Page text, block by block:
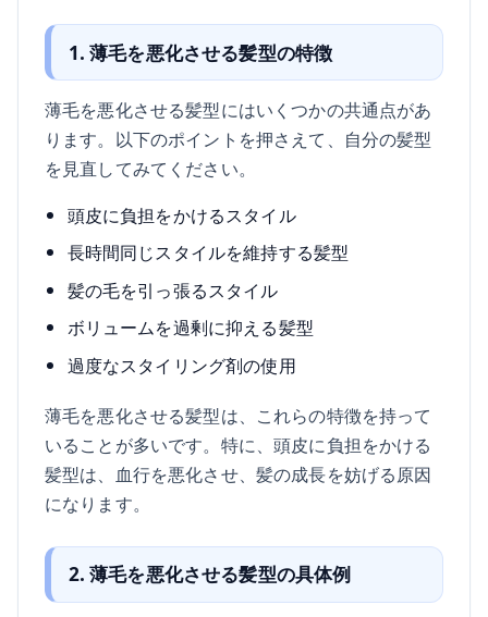
1. 薄毛を悪化させる髪型の特徴
薄毛を悪化させる髪型にはいくつかの共通点があ
ります。以下のポイントを押さえて、自分の髪型
を見直してみてください。
頭皮に負担をかけるスタイル
長時間同じスタイルを維持する髪型
髪の毛を引っ張るスタイル
ボリュームを過剰に抑える髪型
過度なスタイリング剤の使用
薄毛を悪化させる髪型は、これらの特徴を持って
いることが多いです。特に、頭皮に負担をかける
髪型は、血行を悪化させ、髪の成長を妨げる原因
になります。
2. 薄毛を悪化させる髪型の具体例